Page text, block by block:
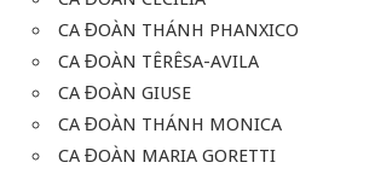
CA ĐOÀN THÁNH PHANXICO
CA ĐOÀN TÊRÊSA-AVILA
CA ĐOÀN GIUSE
CA ĐOÀN THÁNH MONICA
CA ĐOÀN MARIA GORETTI